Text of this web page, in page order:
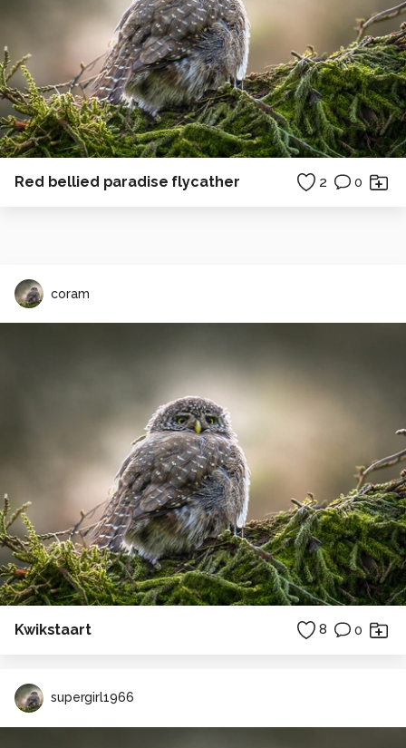
Red bellied paradise flycather 2 0
coram
Kwikstaart 8 0
supergirl1966